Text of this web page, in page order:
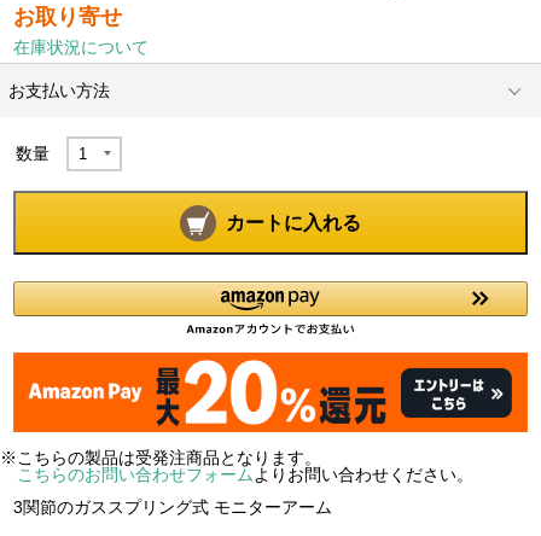
お取り寄せ
在庫状況について
お支払い方法
数量
カートに入れる
※こちらの製品は受発注商品となります。
こちらのお問い合わせフォームよりお問い合わせください。
3関節のガススプリング式 モニターアーム